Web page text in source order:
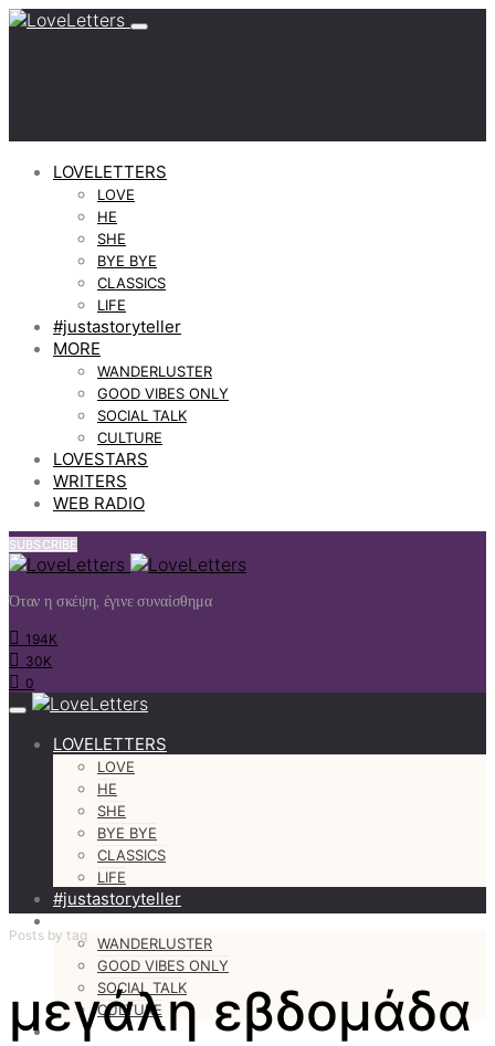
LOVELETTERS
LOVE
HE
SHE
BYE BYE
CLASSICS
LIFE
#justastoryteller
MORE
WANDERLUSTER
GOOD VIBES ONLY
SOCIAL TALK
CULTURE
LOVESTARS
WRITERS
WEB RADIO
SUBSCRIBE
Όταν η σκέψη, έγινε συναίσθημα
194K
30K
0
LOVELETTERS
LOVE
HE
SHE
BYE BYE
CLASSICS
LIFE
#justastoryteller
MORE
WANDERLUSTER
GOOD VIBES ONLY
SOCIAL TALK
CULTURE
LOVESTARS
Posts by tag
μεγάλη εβδομάδα